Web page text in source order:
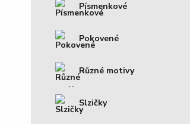
Písmenkové
Pokovené
Různé motivy
Slzičky